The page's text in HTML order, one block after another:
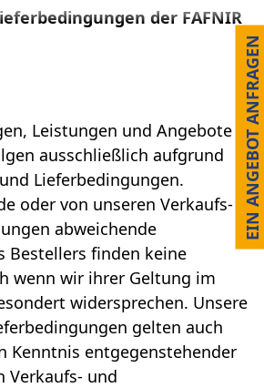
der FAFNIR
Leistungen und Angebote
ausschließlich aufgrund
Lieferbedingungen.
oder von unseren Verkaufs-
abweichende
Bestellers finden keine
wenn wir ihrer Geltung im
widersprechen. Unsere
gelten auch
Kenntnis entgegenstehender
Verkaufs- und
EIN ANGEBOT ANFRAGEN